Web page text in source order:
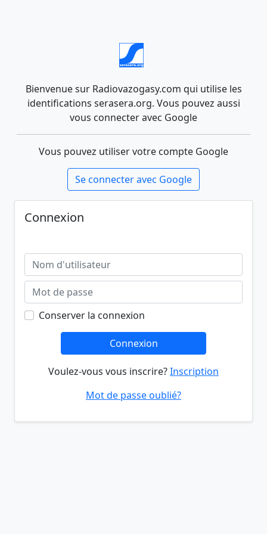
Bienvenue sur Radiovazogasy.com qui utilise les
identifications serasera.org. Vous pouvez aussi
vous connecter avec Google
Vous pouvez utiliser votre compte Google
Se connecter avec Google
Connexion
Conserver la connexion
Connexion
Voulez-vous vous inscrire?Inscription
Mot de passe oublié?